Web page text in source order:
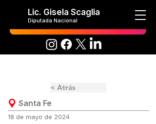
Lic. Gisela Scaglia
Diputada Nacional
< Atrás
Santa Fe
18 de mayo de 2024